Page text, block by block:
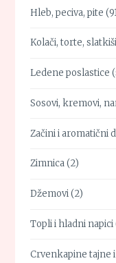
Hleb, peciva, pite
Kolači, torte, slatkiši
Ledene poslastice
Sosovi, kremovi,
Začini i aromatični
Zimnica(2)
Džemovi(2)
Topli i hladni napici
Crvenkapine tajne